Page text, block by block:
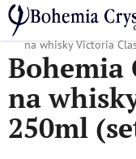
Prejsť
na
obsah
Domov
/ Obľúbené kolekcie
na whisky Victoria
Bohemia
na
250ml